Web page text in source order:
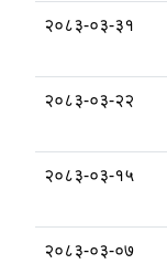
२०८३-०३-३१
२०८३-०३-२२
२०८३-०३-१५
२०८३-०३-०७